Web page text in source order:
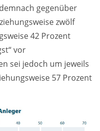
gegenüber
zwölf
42 Prozent
vor
sei jedoch um jeweils
57 Prozent